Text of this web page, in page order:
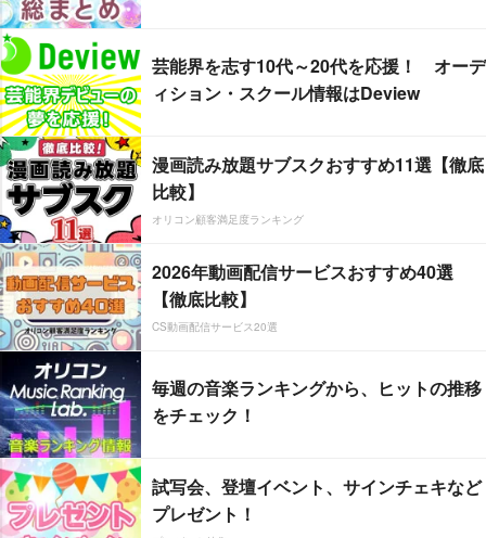
芸能界を志す10代～20代を応援！ オーデ
ィション・スクール情報はDeview
漫画読み放題サブスクおすすめ11選【徹底
比較】
オリコン顧客満足度ランキング
2026年動画配信サービスおすすめ40選
【徹底比較】
CS動画配信サービス20選
毎週の音楽ランキングから、ヒットの推移
をチェック！
試写会、登壇イベント、サインチェキなど
プレゼント！